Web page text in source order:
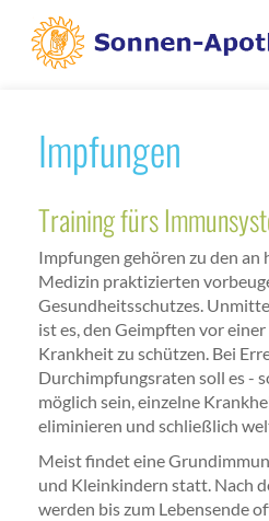
Impfungen
Training fürs
Impfungen gehören zu den an
Medizin praktizierten
Gesundheitsschutzes.
ist es, den Geimpften vor
Krankheit zu schützen. Bei
Durchimpfungsraten soll es -
möglich sein, einzelne
eliminieren und schließlich
Meist findet eine
und Kleinkindern statt. Nach
werden bis zum Lebensende